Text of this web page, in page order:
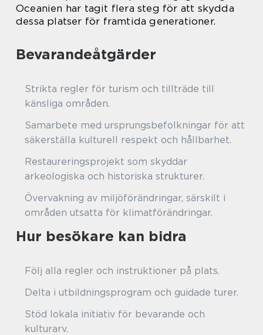
Oceanien har tagit flera steg för att skydda
dessa platser för framtida generationer.
Bevarandeåtgärder
Strikta regler för turism och tillträde till
känsliga områden.
Samarbete med ursprungsbefolkningar för att
säkerställa kulturell respekt och hållbarhet.
Restaureringsprojekt som skyddar
arkeologiska och historiska strukturer.
Övervakning av miljöförändringar, särskilt i
områden utsatta för klimatförändringar.
Hur besökare kan bidra
Följ alla regler och instruktioner på plats.
Delta i utbildningsprogram och guidade turer.
Stöd lokala initiativ för bevarande och
kulturarv.